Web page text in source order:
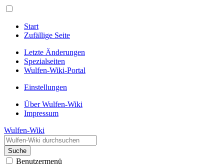
Start
Zufällige Seite
Letzte Änderungen
Spezialseiten
Wulfen-Wiki-Portal
Einstellungen
Über Wulfen-Wiki
Impressum
Wulfen-Wiki
Suche
Benutzermenü